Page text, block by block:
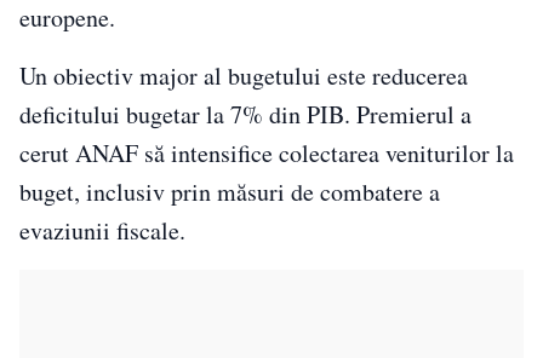
europene.
Un obiectiv major al bugetului este reducerea
deficitului bugetar la 7% din PIB. Premierul a
cerut ANAF să intensifice colectarea veniturilor la
buget, inclusiv prin măsuri de combatere a
evaziunii fiscale.